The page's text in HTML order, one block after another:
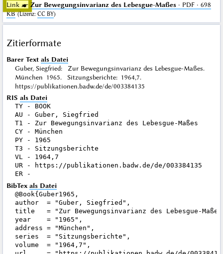
Link ☛ Zur Bewegungsinvarianz des Lebesgue-Maßes· PDF · 698
KB (Lizenz: CC BY)
Zitierformate
Barer Text als Datei
Guber, Siegfried: Zur Bewegungsinvarianz des Lebesgue-Maßes.
München 1965. Sitzungsberichte: 1964,7.
https://publikationen.badw.de/de/003384135
RIS als Datei
TY - BOOK
AU - Guber, Siegfried
T1 - Zur Bewegungsinvarianz des Lebesgue-Maßes
CY - München
PY - 1965
T3 - Sitzungsberichte
VL - 1964,7
UR - https://publikationen.badw.de/de/003384135
BibTex als Datei
@Book{Guber1965,
author  = "Guber, Siegfried",
title   = "Zur Bewegungsinvarianz des Lebesgue-
year    = "1965",
address = "München",
series  = "Sitzungsberichte",
volume  = "1964,7",